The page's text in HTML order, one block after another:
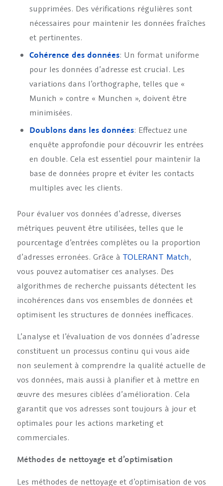
supprimées. Des vérifications régulières sont
nécessaires pour maintenir les données fraîches
et pertinentes.
Cohérence des données: Un format uniforme
pour les données d’adresse est crucial. Les
variations dans l’orthographe, telles que «
Munich » contre « Munchen », doivent être
minimisées.
Doublons dans les données: Effectuez une
enquête approfondie pour découvrir les entrées
en double. Cela est essentiel pour maintenir la
base de données propre et éviter les contacts
multiples avec les clients.
Pour évaluer vos données d’adresse, diverses
métriques peuvent être utilisées, telles que le
pourcentage d’entrées complètes ou la proportion
d’adresses erronées. Grâce à TOLERANT Match,
vous pouvez automatiser ces analyses. Des
algorithmes de recherche puissants détectent les
incohérences dans vos ensembles de données et
optimisent les structures de données inefficaces.
L’analyse et l’évaluation de vos données d’adresse
constituent un processus continu qui vous aide
non seulement à comprendre la qualité actuelle de
vos données, mais aussi à planifier et à mettre en
œuvre des mesures ciblées d’amélioration. Cela
garantit que vos adresses sont toujours à jour et
optimales pour les actions marketing et
commerciales.
Méthodes de nettoyage et d’optimisation
Les méthodes de nettoyage et d’optimisation de vos